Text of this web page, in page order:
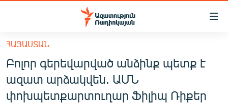
Մատչելիության
հիմնական
բովանդակությանը
հիմնական
մենյուին
ՀԱՅԱՍՏԱՆ
ՔԱՂԱՔԱԿԱՆ
ՀԱՅԱՍՏԱՆ
Բոլոր գերեվարված անձինք պետք է
ազատ արձակվեն. ԱՄՆ
փոխպետքարտուղար Ֆիլիպ Ռիքեր